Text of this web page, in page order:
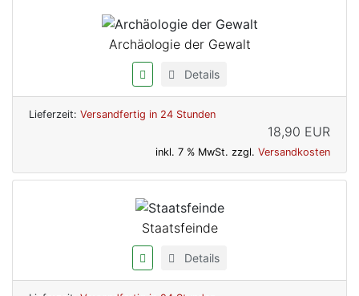
Archäologie der Gewalt
Details
Lieferzeit: Versandfertig in 24 Stunden
18,90 EUR
inkl. 7 % MwSt. zzgl. Versandkosten
Staatsfeinde
Details